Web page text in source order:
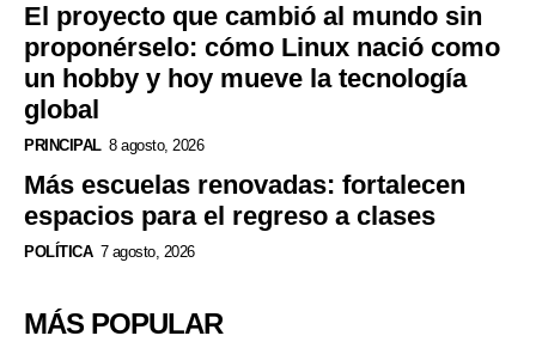
El proyecto que cambió al mundo sin
proponérselo: cómo Linux nació como
un hobby y hoy mueve la tecnología
global
PRINCIPAL 8 agosto, 2026
Más escuelas renovadas: fortalecen
espacios para el regreso a clases
POLÍTICA 7 agosto, 2026
MÁS POPULAR